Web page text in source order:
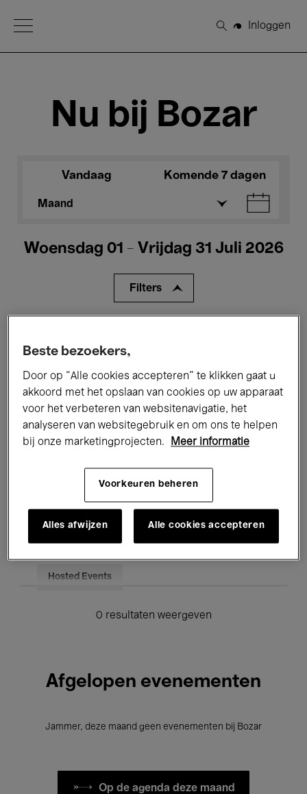
Open Menu
Zoeken
Inloggen
Nu bij Bozar
Vandaag Komende 7 dagen
Maand
Woensdag 01 - Vrijdag 31 Juli 2026
Filters
Performances Lezingen & Debatten
Jazz Klassieke Muziek Global Music
Onderwijs Rondleidingen
Hosted Events
0 resultaten weergeven
Afgelopen evenementen
Jammer, deze maand geen evenementen bij Bozar
Op de agenda deze maand
Beste bezoekers,
Door op “Alle cookies accepteren” te klikken gaat u
akkoord met het opslaan van cookies op uw apparaat
voor het verbeteren van websitenavigatie, het
analyseren van websitegebruik en om ons te helpen
bij onze marketingprojecten.
Meer informatie
Voorkeuren beheren
Alles afwijzen Alle cookies accepteren